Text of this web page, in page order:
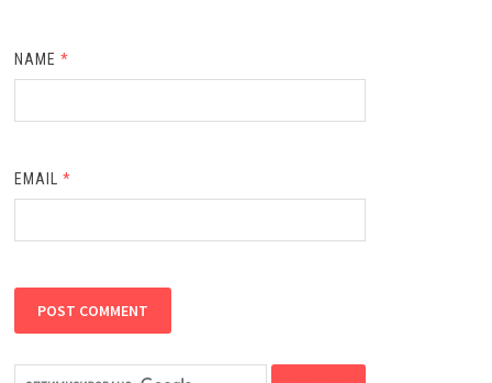
NAME*
EMAIL*